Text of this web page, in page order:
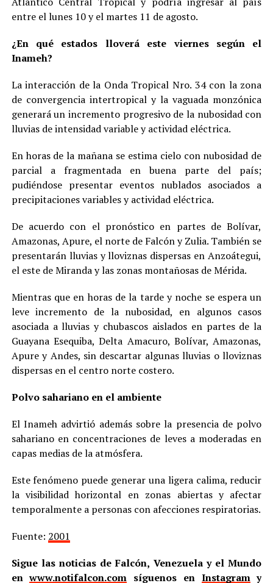
entre el lunes 10 y el martes 11 de agosto.
¿En qué estados lloverá este viernes según el
Inameh?
La interacción de la Onda Tropical Nro. 34 con la zona
de convergencia intertropical y la vaguada monzónica
generará un incremento progresivo de la nubosidad con
lluvias de intensidad variable y actividad eléctrica.
En horas de la mañana se estima cielo con nubosidad de
parcial a fragmentada en buena parte del país;
pudiéndose presentar eventos nublados asociados a
precipitaciones variables y actividad eléctrica.
De acuerdo con el pronóstico en partes de Bolívar,
Amazonas, Apure, el norte de Falcón y Zulia. También se
presentarán lluvias y lloviznas dispersas en Anzoátegui,
el este de Miranda y las zonas montañosas de Mérida.
Mientras que en horas de la tarde y noche se espera un
leve incremento de la nubosidad, en algunos casos
asociada a lluvias y chubascos aislados en partes de la
Guayana Esequiba, Delta Amacuro, Bolívar, Amazonas,
Apure y Andes, sin descartar algunas lluvias o lloviznas
dispersas en el centro norte costero.
Polvo sahariano en el ambiente
El Inameh advirtió además sobre la presencia de polvo
sahariano en concentraciones de leves a moderadas en
capas medias de la atmósfera.
Este fenómeno puede generar una ligera calima, reducir
la visibilidad horizontal en zonas abiertas y afectar
temporalmente a personas con afecciones respiratorias.
Fuente: 2001
Sigue las noticias de Falcón, Venezuela y el Mundo
enwww.notifalcon.com síguenos en Instagramy